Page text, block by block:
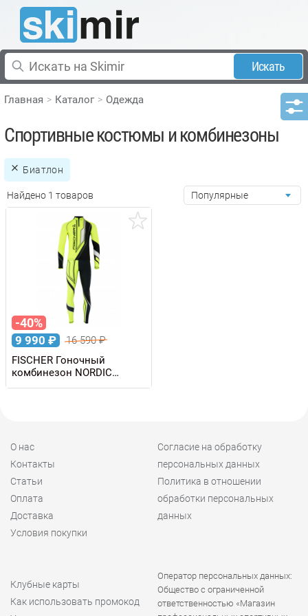
Искать
Главная Каталог Одежда
Спортивные костюмы и комбинезоны
Биатлон
Найдено 1 товаров Популярные
-40%
9 990 ₽ 16 590₽
FISCHER Гоночный
комбинезон NORDIC
мужской
О нас
Контакты
Статьи
Оплата
Доставка
Условия покупки
Согласие на обработку
персональных данных
Политика в отношении
обработки персональных
данных
Клубные карты
Как использовать промокод
Оператор персональных данных:
Общество с ограниченной
ответственностью «Магазин